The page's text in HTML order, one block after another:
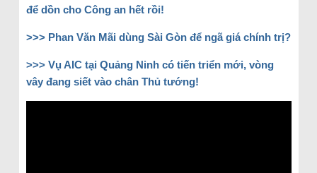
để dồn cho Công an hết rồi!
>>> Phan Văn Mãi dùng Sài Gòn để ngã giá chính trị?
>>> Vụ AIC tại Quảng Ninh có tiến triển mới, vòng
vây đang siết vào chân Thủ tướng!